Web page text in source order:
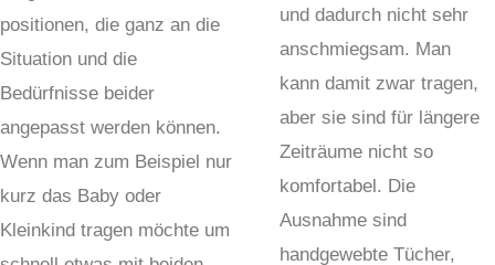
positionen, die ganz an die
Situation und die
Bedürfnisse beider
angepasst werden können.
Wenn man zum Beispiel nur
kurz das Baby oder
Kleinkind tragen möchte um
und dadurch nicht sehr
anschmiegsam. Man
kann damit zwar tragen,
aber sie sind für längere
Zeiträume nicht so
komfortabel. Die
Ausnahme sind
handgewebte Tücher,